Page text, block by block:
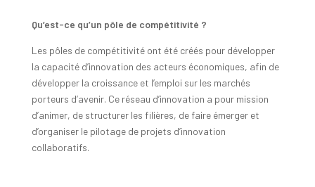
Qu’est-ce qu’un pôle de compétitivité ?
Les pôles de compétitivité ont été créés pour développer
la capacité d’innovation des acteurs économiques, afin de
développer la croissance et l’emploi sur les marchés
porteurs d’avenir. Ce réseau d’innovation a pour mission
d’animer, de structurer les filières, de faire émerger et
d’organiser le pilotage de projets d’innovation
collaboratifs.